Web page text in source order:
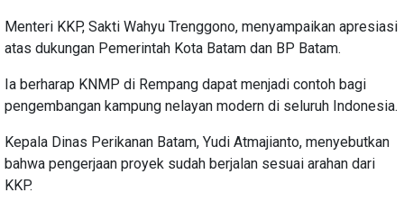
Menteri KKP, Sakti Wahyu Trenggono, menyampaikan apresiasi
atas dukungan Pemerintah Kota Batam dan BP Batam.
Ia berharap KNMP di Rempang dapat menjadi contoh bagi
pengembangan kampung nelayan modern di seluruh Indonesia.
Kepala Dinas Perikanan Batam, Yudi Atmajianto, menyebutkan
bahwa pengerjaan proyek sudah berjalan sesuai arahan dari
KKP.